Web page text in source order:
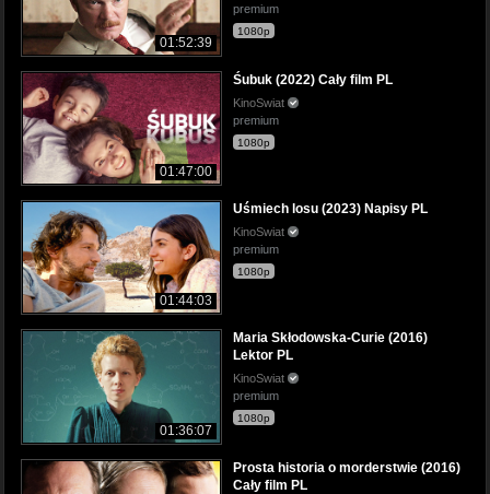
01:52:39
premium
1080p
01:47:00
Śubuk (2022) Cały film PL
KinoSwiat
premium
1080p
01:44:03
Uśmiech losu (2023) Napisy PL
KinoSwiat
premium
1080p
01:36:07
Maria Skłodowska-Curie (2016)
Lektor PL
KinoSwiat
premium
1080p
Prosta historia o morderstwie (2016)
Cały film PL